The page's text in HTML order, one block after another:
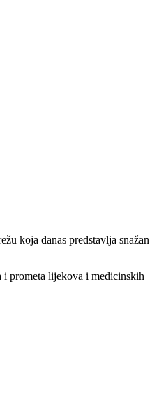
koja danas predstavlja snažan
i prometa lijekova i medicinskih